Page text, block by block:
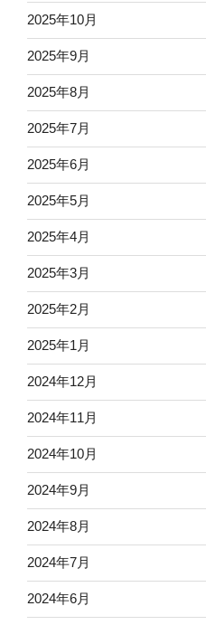
2025年10月
2025年9月
2025年8月
2025年7月
2025年6月
2025年5月
2025年4月
2025年3月
2025年2月
2025年1月
2024年12月
2024年11月
2024年10月
2024年9月
2024年8月
2024年7月
2024年6月